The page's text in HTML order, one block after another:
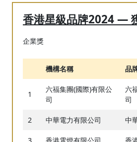
香港星級品牌2024 —
企業獎
機構名稱 品
1
六福集團(國際)有限公
司
六
司
2 中華電力有限公司 中